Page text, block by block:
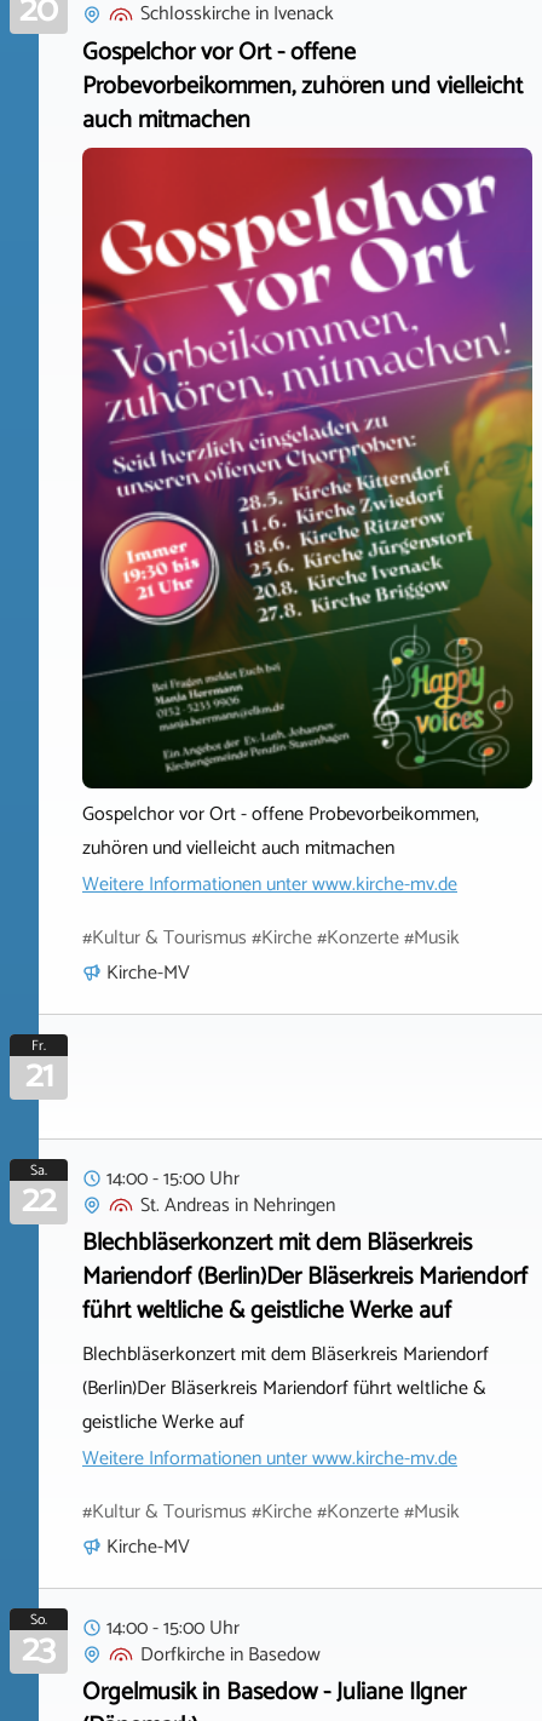
SchlosskircheinIvenack
Gospelchor vor Ort - offene
Probevorbeikommen, zuhören und vielleicht
auch mitmachen
Gospelchor vor Ort - offene Probevorbeikommen,
zuhören und vielleicht auch mitmachen
Weitere Informationen unterwww.kirche-mv.de
#Kultur & Tourismus #Kirche #Konzerte #Musik
Kirche-MV
Fr.
21
Sa.
22
14:00 - 15:00 Uhr
St. Andreas inNehringen
Blechbläserkonzert mit dem Bläserkreis
Mariendorf (Berlin)Der Bläserkreis Mariendorf
führt weltliche & geistliche Werke auf
Blechbläserkonzert mit dem Bläserkreis Mariendorf
(Berlin)Der Bläserkreis Mariendorf führt weltliche &
geistliche Werke auf
Weitere Informationen unterwww.kirche-mv.de
#Kultur & Tourismus #Kirche #Konzerte #Musik
Kirche-MV
So.
23
14:00 - 15:00 Uhr
DorfkircheinBasedow
Orgelmusik in Basedow - Juliane Ilgner